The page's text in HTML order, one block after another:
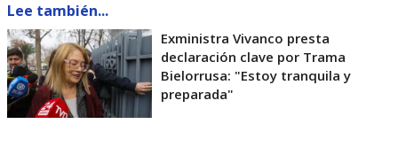
Lee también...
Exministra Vivanco presta
declaración clave por Trama
Bielorrusa: "Estoy tranquila y
preparada"